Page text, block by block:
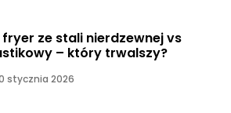
fryer ze stali nierdzewnej vs
– który trwalszy?
stycznia 2026